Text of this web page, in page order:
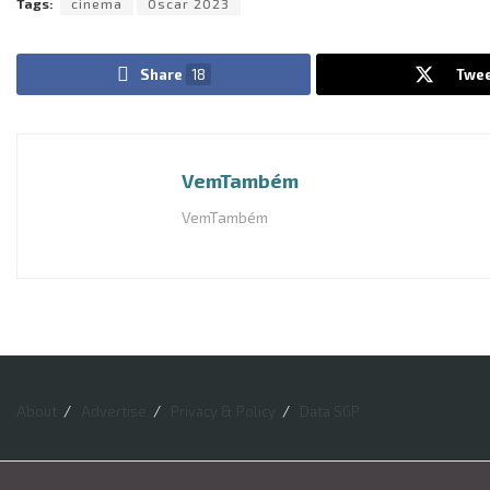
Tags: cinema Oscar 2023
Share 18
VemTambém
VemTambém